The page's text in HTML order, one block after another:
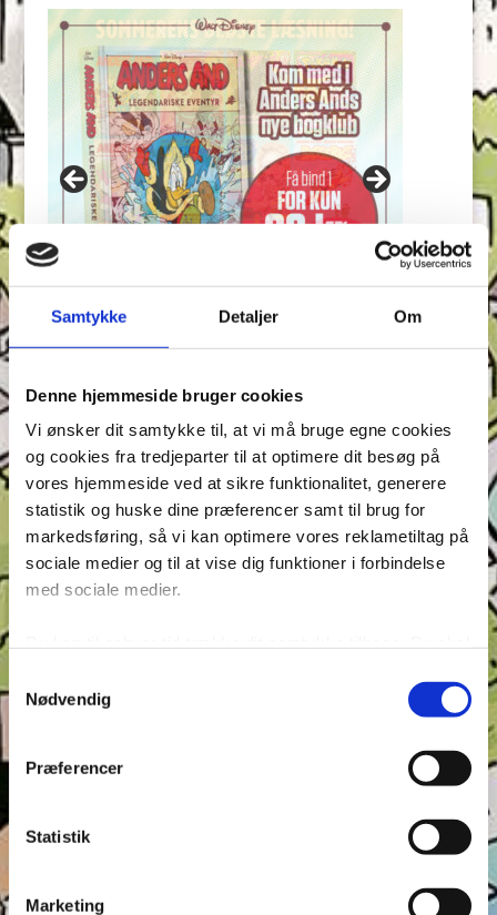
Samtykke Detaljer Om
Denne hjemmeside bruger cookies
Vi ønsker dit samtykke til, at vi må bruge egne cookies
og cookies fra tredjeparter til at optimere dit besøg på
vores hjemmeside ved at sikre funktionalitet, generere
statistik og huske dine præferencer samt til brug for
markedsføring, så vi kan optimere vores reklametiltag på
sociale medier og til at vise dig funktioner i forbindelse
med sociale medier.
fungerer optimalt, hvis du ikke accepterer cookies eller
tilbagetrækker et samtykke. Du kan læse mere om vores
brug af cookies og behandling af dine personoplysninger i
forbindelse hermed i både vores
Nødvendig
Præferencer
Statistik
Marketing
Seneste indlæg
Krydsen, Find skyggen og Find ord – Test din
opmærksomhed i Anders And!
Konkurrence: Opfinderkonkurrence
Find ord & Sudoku – Test din opmærksomhed i Anders
And!
Find ord, Labyrint & Find 7 fejl – Test din
Find ord, Labyrint & Find 7 fejl – Test din
Andeby
Anders And Co.
Dagens vittigheder
Fedtmule
Mickey Mouse